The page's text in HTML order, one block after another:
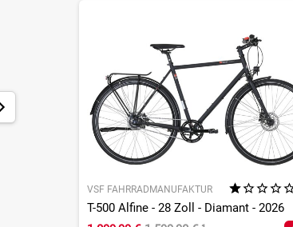
VSF FAHRRADMANUFAKTUR
T-500 Alfine - 28 Zoll - Diamant - 2026